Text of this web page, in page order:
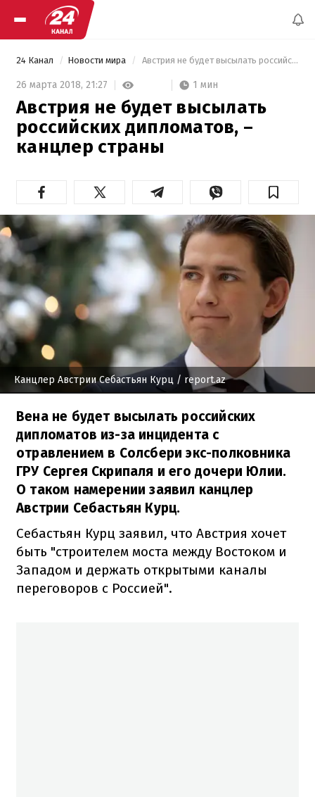
24 Канал Новости мира Австрия не будет высылать российских дипломатов, – канцлер страны
26 марта 2018, 21:27 1 мин
Австрия не будет высылать
российских дипломатов, –
канцлер страны
Канцлер Австрии Себастьян Курц / report.az
Вена не будет высылать российских
дипломатов из-за инцидента с
отравлением в Солсбери экс-полковника
ГРУ Сергея Скрипаля и его дочери Юлии.
О таком намерении заявил канцлер
Австрии Себастьян Курц.
Себастьян Курц заявил, что Австрия хочет
быть "строителем моста между Востоком и
Западом и держать открытыми каналы
переговоров с Россией".